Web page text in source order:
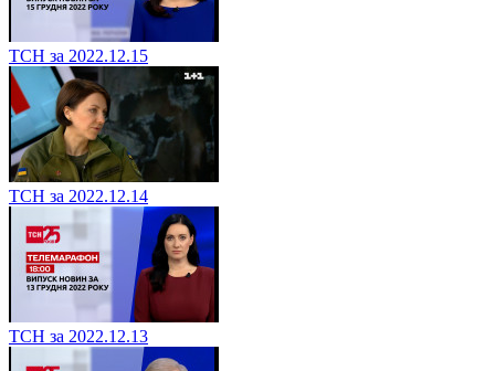
ТСН за 2022.12.15
ТСН за 2022.12.14
ТСН за 2022.12.13